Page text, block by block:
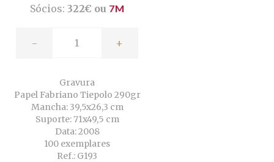
Sócios: 322€ ou 7M
- +
Gravura
Papel Fabriano Tiepolo 290gr
Mancha: 39,5x26,3 cm
Suporte: 71x49,5 cm
Data: 2008
100 exemplares
Ref.: G193